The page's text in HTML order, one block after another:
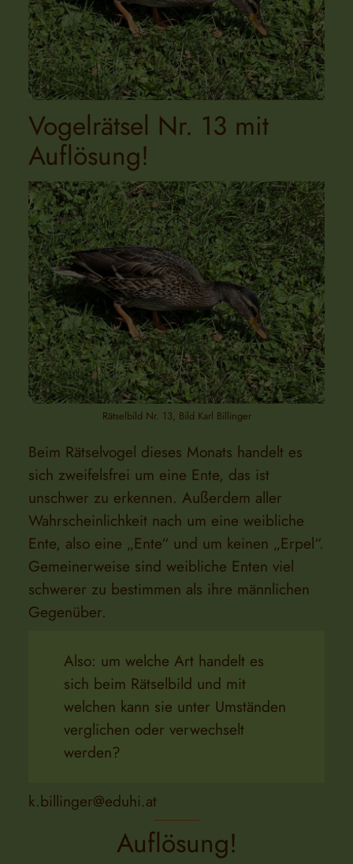
Vogelrätsel Nr. 13 mit
Auflösung!
Rätselbild Nr. 13, Bild Karl Billinger
Beim Rätselvogel dieses Monats handelt es
sich zweifelsfrei um eine Ente, das ist
unschwer zu erkennen. Außerdem aller
Wahrscheinlichkeit nach um eine weibliche
Ente, also eine „Ente“ und um keinen „Erpel“.
Gemeinerweise sind weibliche Enten viel
schwerer zu bestimmen als ihre männlichen
Gegenüber.
Also: um welche Art handelt es
sich beim Rätselbild und mit
welchen kann sie unter Umständen
verglichen oder verwechselt
werden?
k.billinger@eduhi.at
Auflösung!